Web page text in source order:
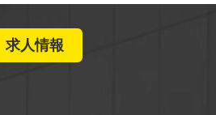
求人情報